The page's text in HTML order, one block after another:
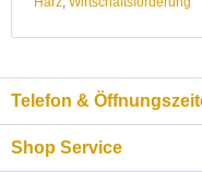
Telefon &
Shop Service